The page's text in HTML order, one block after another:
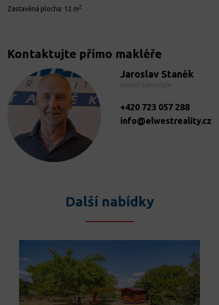
Zastavěná plocha: 12 m2
Kontaktujte přímo makléře
Jaroslav Staněk
+420 723 057 288
info@elwestreality.cz
Další nabídky